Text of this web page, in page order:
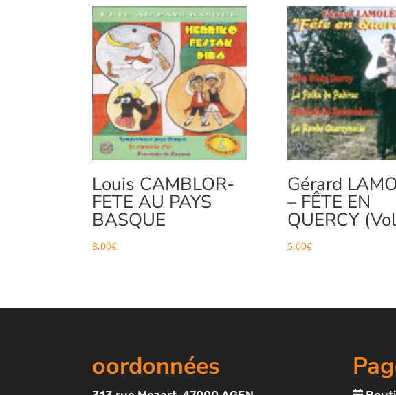
Louis CAMBLOR-
FETE AU PAYS
BASQUE
8,00€
Gérard
– FÊTE EN
QUERCY
5,00€
oordonnées